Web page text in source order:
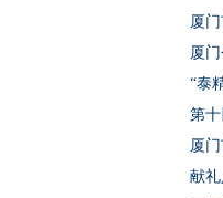
厦
厦
“泰
第
厦
献